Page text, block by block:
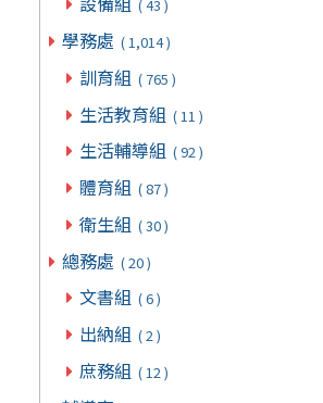
( 43 )
學務處 ( 1,014 )
訓育組 ( 765 )
生活教育組 ( 11 )
生活輔導組 ( 92 )
體育組 ( 87 )
衛生組 ( 30 )
總務處 ( 20 )
文書組 ( 6 )
出納組 ( 2 )
庶務組 ( 12 )